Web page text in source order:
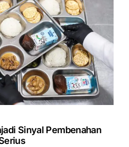
Sinyal Pembenahan